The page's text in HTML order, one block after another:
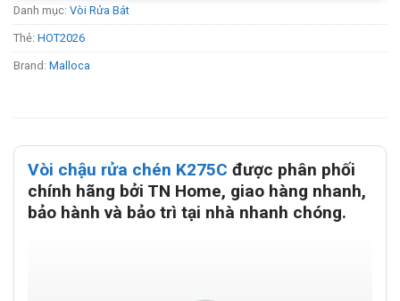
Danh mục: Vòi Rửa Bát
Thẻ: HOT2026
Brand: Malloca
Vòi chậu rửa chén K275C được phân phối
chính hãng bởi TN Home, giao hàng nhanh,
bảo hành và bảo trì tại nhà nhanh chóng.